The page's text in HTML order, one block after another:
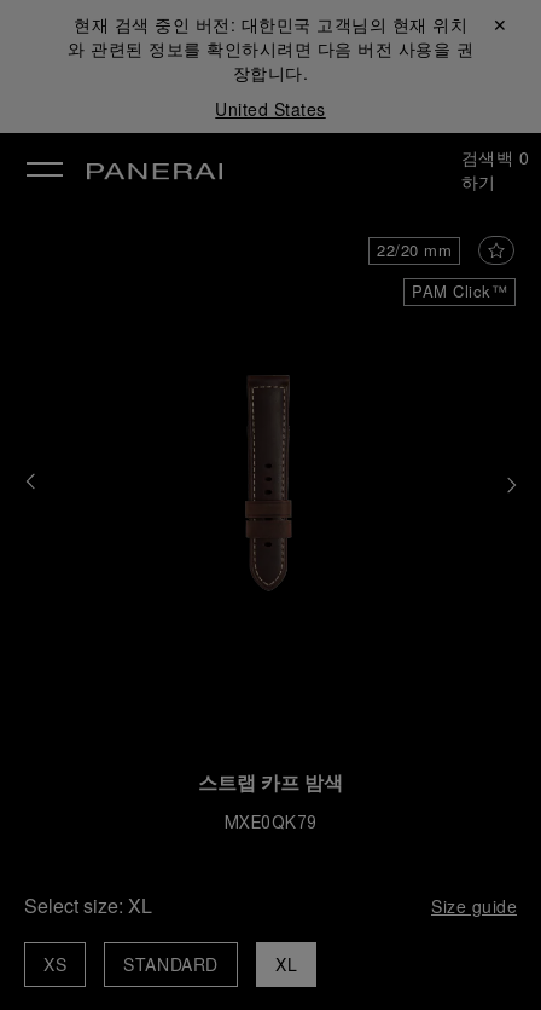
현재 검색 중인 버전: 대한민국 고객님의 현재 위치
와 관련된 정보를 확인하시려면 다음 버전 사용을 권
장합니다.
United States
닫기 ✕
검색
하기
백 0
PAM Click™
22/20 mm
스트랩 카프 밤색
MXE0QK79
Select size: XL Size guide
XL
STANDARD
XS